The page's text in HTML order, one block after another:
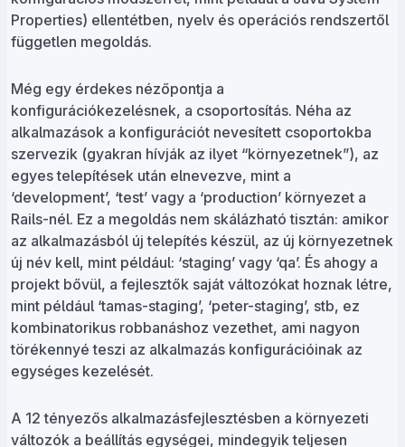
Properties) ellentétben, nyelv és operációs rendszertől
független megoldás.
Még egy érdekes nézőpontja a
konfigurációkezelésnek, a csoportosítás. Néha az
alkalmazások a konfigurációt nevesített csoportokba
szervezik (gyakran hívják az ilyet “környezetnek”), az
egyes telepítések után elnevezve, mint a
‘development’, ‘test’ vagy a ‘production’ környezet a
Rails-nél. Ez a megoldás nem skálázható tisztán: amikor
az alkalmazásból új telepítés készül, az új környezetnek
új név kell, mint például: ‘staging’ vagy ‘qa’. És ahogy a
projekt bővül, a fejlesztők saját változókat hoznak létre,
mint például ‘tamas-staging’, ‘peter-staging’, stb, ez
kombinatorikus robbanáshoz vezethet, ami nagyon
törékennyé teszi az alkalmazás konfigurációinak az
egységes kezelését.
A 12 tényezős alkalmazásfejlesztésben a környezeti
változók a beállítás egységei, mindegyik teljesen